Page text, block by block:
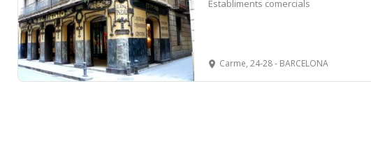
Establiments comercials
Carme, 24-28 - BARCELONA